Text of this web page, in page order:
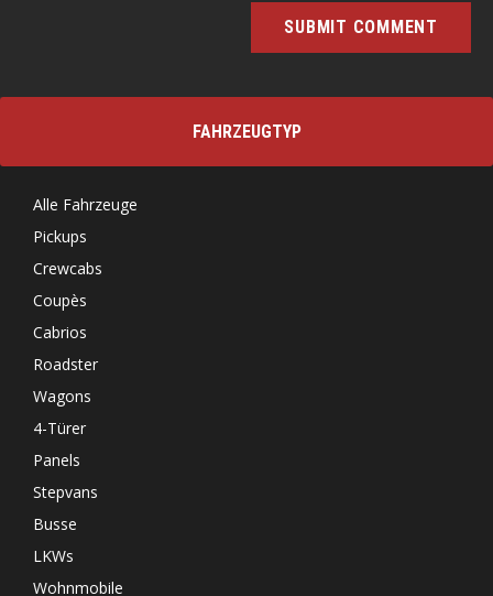
FAHRZEUGTYP
Alle Fahrzeuge
Pickups
Crewcabs
Coupès
Cabrios
Roadster
Wagons
4-Türer
Panels
Stepvans
Busse
LKWs
Wohnmobile